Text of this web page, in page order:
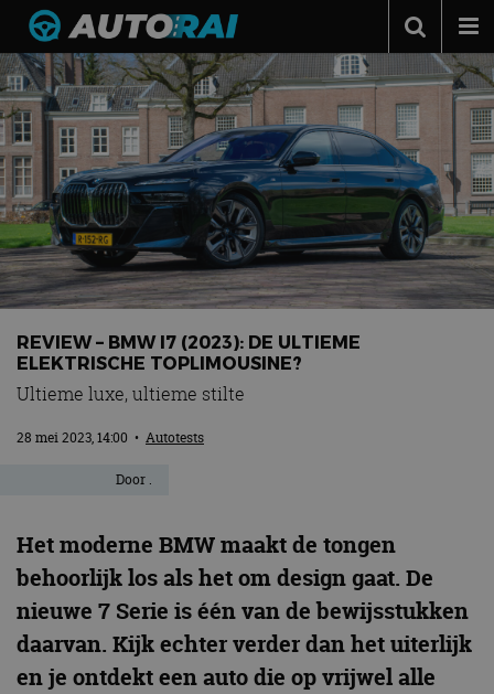
Autonieuws
Podcast
Autotests
Automerken
Adverteren
Contact
REVIEW – BMW I7 (2023): DE ULTIEME
ELEKTRISCHE TOPLIMOUSINE?
Ultieme luxe, ultieme stilte
28 mei 2023, 14:00 • Autotests
Door .
Het moderne BMW maakt de tongen
behoorlijk los als het om design gaat. De
nieuwe 7 Serie is één van de bewijsstukken
daarvan. Kijk echter verder dan het uiterlijk
en je ontdekt een auto die op vrijwel alle